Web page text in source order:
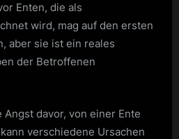
Enten, die als
wird, mag auf den ersten
aber sie ist ein reales
der Betroffenen
davor, von einer Ente
verschiedene Ursachen